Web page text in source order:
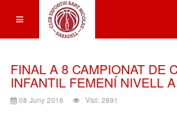
FINAL A 8 CAMPIONAT DE
INFANTIL FEMENÍ NIVELL
08 Juny 2016 Vist: 2891